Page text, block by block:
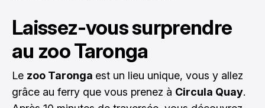
Laissez-vous surprendre
au zoo Taronga
Le zoo Taronga est un lieu unique, vous y allez
grâce au ferry que vous prenez à Circula Quay.